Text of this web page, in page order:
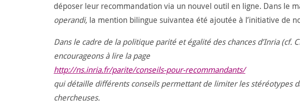
déposer leur recommandation via un nouvel outil en ligne. Dans le
operandi, la mention bilingue suivantea été ajoutée à l’initiative de
Dans le cadre de la politique parité et égalité des chances d’Inria (cf.
encourageons à lire la page
http://ns.inria.fr/parite/conseils-pour-recommandants/
qui détaille différents conseils permettant de limiter les stéréotypes
chercheuses.